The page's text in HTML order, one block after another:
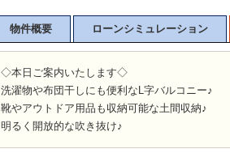
物件概要 ローンシミュレーション
◇本日ご案内いたします◇
洗濯物や布団干しにも便利なL字バルコニー♪
靴やアウトドア用品も収納可能な土間収納♪
明るく開放的な吹き抜け♪